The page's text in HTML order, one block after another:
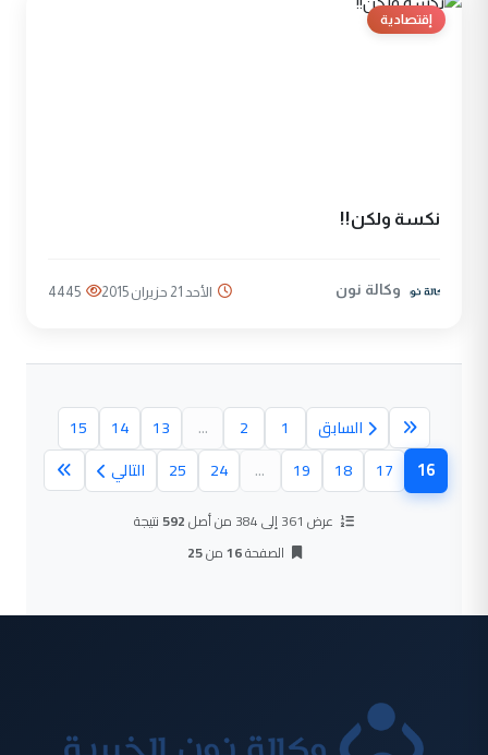
إقتصادية
نكسة ولكن!!
وكالة نون الأحد 21 حزيران 2015 4445
السابق 1
2
...
13
14
15
16(الصفحة الحالية)
17
18
19
...
24
25 التالي
عرض 361 إلى 384 من أصل 592نتيجة
الصفحة16من25